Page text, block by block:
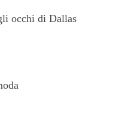
occhi di Dallas